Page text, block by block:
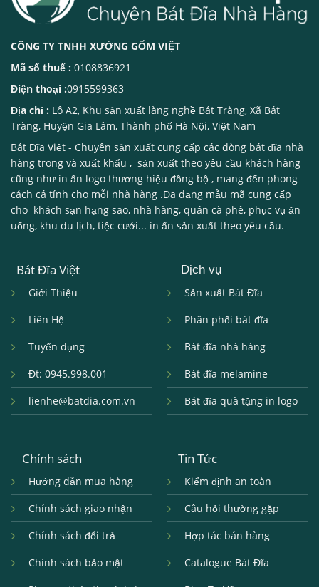
CÔNG TY TNHH XƯỞNG GỐM VIỆT
Mã số thuế : 0108836921
Điện thoại :0915599363
Địa chỉ : Lô A2, Khu sản xuất làng nghề Bát Tràng, Xã Bát
Tràng, Huyện Gia Lâm, Thành phố Hà Nội, Việt Nam
Bát Đĩa Việt - Chuyên sản xuất cung cấp các dòng bát đĩa nhà
hàng trong và xuất khẩu , sản xuất theo yêu cầu khách hàng
cũng như in ấn logo thương hiệu đồng bộ , mang đến phong
cách cá tính cho mỗi nhà hàng .Đa dạng mẫu mã cung cấp
cho khách sạn hạng sao, nhà hàng, quán cà phê, phục vụ ăn
uống, khu du lịch, tiệc cưới... in ấn sản xuất theo yêu cầu.
Bát Đĩa Việt
Giới Thiệu
Liên Hệ
Tuyển dụng
Đt: 0945.998.001
lienhe@batdia.com.vn
Dịch vụ
Sản xuất Bát Đĩa
Phân phối bát đĩa
Bát đĩa nhà hàng
Bát đĩa melamine
Bát đĩa quà tặng in logo
Chính sách
Hướng dẫn mua hàng
Chính sách giao nhận
Chính sách đổi trả
Chính sách bảo mật
Tin Tức
Kiểm định an toàn
Câu hỏi thường gặp
Hợp tác bán hàng
Catalogue Bát Đĩa